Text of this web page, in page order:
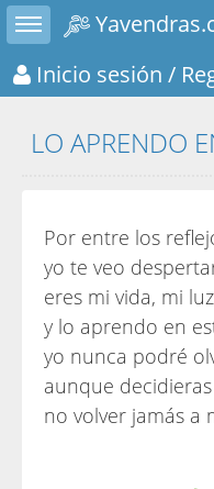
Toggle sidebar
Inicio sesión /
LO APRENDO
Por entre los
yo te veo
eres mi vida, mi
y lo aprendo en
yo nunca podré
aunque
no volver jamás a